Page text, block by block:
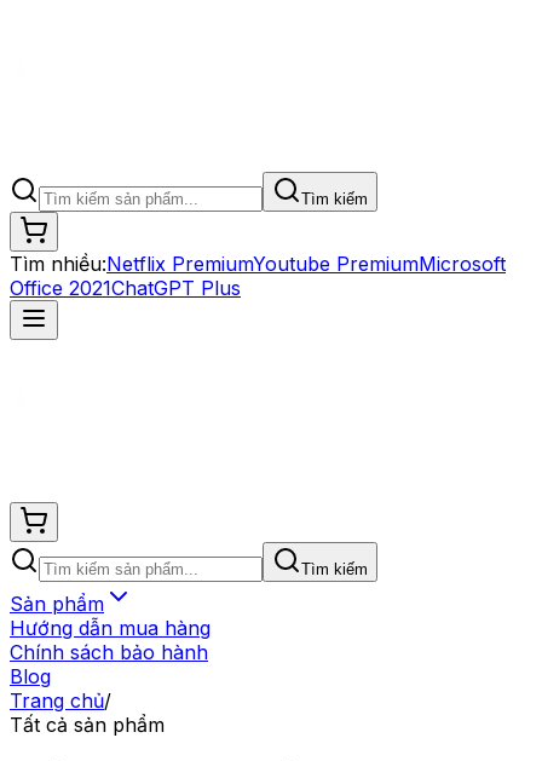
Tìm kiếm
Tìm nhiều:Netflix PremiumYoutube PremiumMicrosoft
Office 2021ChatGPT Plus
Tìm kiếm
Sản phẩm
Hướng dẫn mua hàng
Chính sách bảo hành
Blog
Trang chủ/
Tất cả sản phẩm